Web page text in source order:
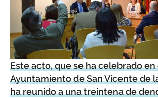
Este acto, que se ha celebrado en
Ayuntamiento de San Vicente de
ha reunido a una treintena de